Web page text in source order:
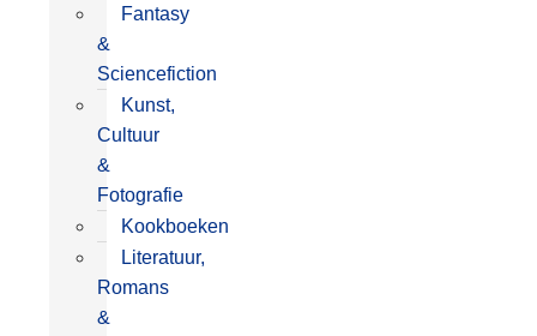
Fantasy
&
Sciencefiction
Kunst,
Cultuur
&
Fotografie
Kookboeken
Literatuur,
Romans
&